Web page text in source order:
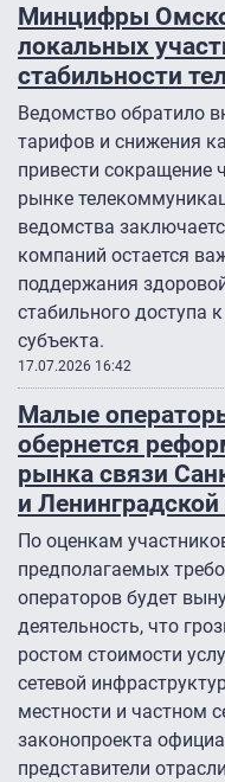
Минцифры
локальных
стабильности
Ведомство обратило
тарифов и снижения
привести сокращение
рынке
ведомства
компаний остается
поддержания
стабильного доступа
субъекта.
17.07.2026 16:42
Малые
обернется
рынка связи
и Ленинградской
По оценкам
предполагаемых
операторов будет
деятельность, что
ростом стоимости
сетевой
местности и частном
законопроекта
представители